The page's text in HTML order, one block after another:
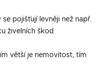
pojišťují levněji než např.
živelních škod
větší je nemovitost, tím